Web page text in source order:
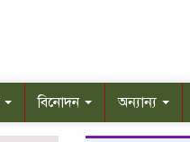
বিনোদন অন্যান্য